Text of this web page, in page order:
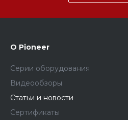
О Pioneer
Серии оборудования
Видеообзоры
Статьи и новости
Сертификаты